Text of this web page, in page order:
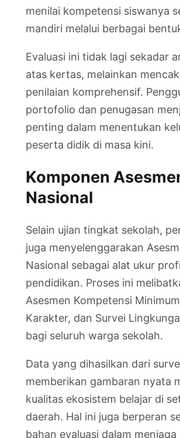
menilai kompetensi siswanya
mandiri melalui berbagai
Evaluasi ini tidak lagi sekadar
atas kertas, melainkan
penilaian komprehensif.
portofolio dan penugasan
penting dalam menentukan
peserta didik di masa kini.
Komponen
Nasional
Selain ujian tingkat sekolah,
juga menyelenggarakan
Nasional sebagai alat ukur
pendidikan. Proses ini
Asesmen Kompetensi
Karakter, dan Survei
bagi seluruh warga sekolah.
Data yang dihasilkan dari
memberikan gambaran nyata
kualitas ekosistem belajar di
daerah. Hal ini juga berperan
bahan evaluasi dalam menjaga